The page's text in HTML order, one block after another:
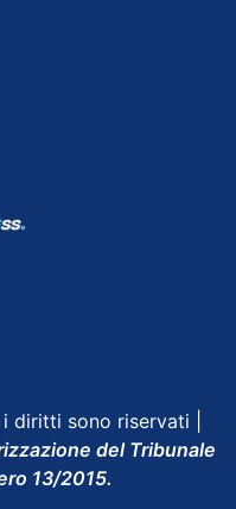
diritti sono riservati |
del Tribunale
13/2015.